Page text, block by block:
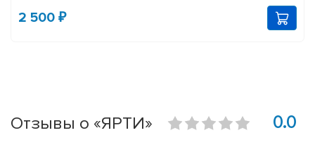
2 500 ₽
Отзывы о «ЯРТИ» 0.0